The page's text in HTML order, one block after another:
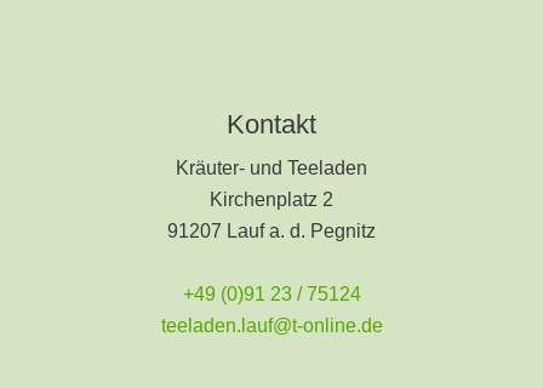
Kontakt
Kräuter- und Teeladen
Kirchenplatz 2
91207 Lauf a. d. Pegnitz
+49 (0)91 23 / 75124
teeladen.lauf@t-online.de